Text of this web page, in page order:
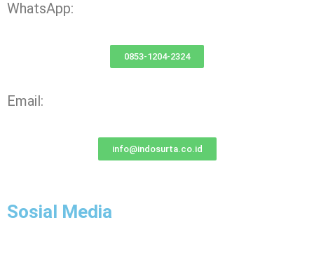
WhatsApp:
0853-1204-2324
Email:
info@indosurta.co.id
Sosial Media